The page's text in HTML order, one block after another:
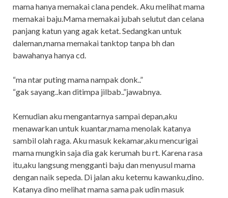
mama hanya memakai clana pendek. Aku melihat mama
memakai baju.Mama memakai jubah selutut dan celana
panjang katun yang agak ketat. Sedangkan untuk
daleman,mama memakai tanktop tanpa bh dan
bawahanya hanya cd.
“ma ntar puting mama nampak donk..”
“gak sayang..kan ditimpa jilbab..”jawabnya.
Kemudian aku mengantarnya sampai depan,aku
menawarkan untuk kuantar,mama menolak katanya
sambil olah raga. Aku masuk kekamar,aku mencurigai
mama mungkin saja dia gak kerumah bu rt. Karena rasa
itu,aku langsung mengganti baju dan menyusul mama
dengan naik sepeda. Di jalan aku ketemu kawanku,dino.
Katanya dino melihat mama sama pak udin masuk